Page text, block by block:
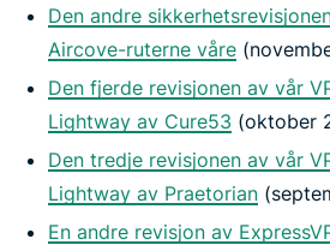
Den andre
Aircove-ruterne våre
Den fjerde revisjonen av vår
Lightway av Cure53 (oktober
Den tredje revisjonen av vår
Lightway av Praetorian
En andre revisjon av